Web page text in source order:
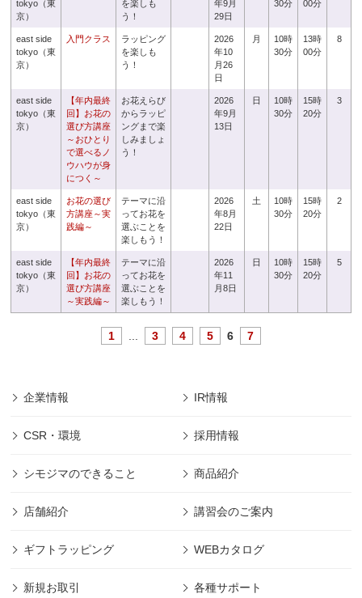
tokyo（東
京）
を楽しも
う！
年9月
29日
30分
00分
east side
tokyo（東
京）
入門クラス
ラッピング
を楽しも
う！
2026
年10
月26
日
月
10時
30分
13時
00分
8
east side
tokyo（東
京）
【年内最終
回】お花の
選び方講座
～おひとり
で選べるノ
ウハウが身
につく～
お花えらび
からラッピ
ングまで楽
しみましょ
う！
2026
年9月
13日
日
10時
30分
15時
20分
3
east side
tokyo（東
京）
お花の選び
方講座～実
践編～
テーマに沿
ってお花を
選ぶことを
楽しもう！
2026
年8月
22日
土
10時
30分
15時
20分
2
east side
tokyo（東
京）
【年内最終
回】お花の
選び方講座
～実践編～
テーマに沿
ってお花を
選ぶことを
楽しもう！
2026
年11
月8日
日
10時
30分
15時
20分
5
1 3 4 5 6 7
企業情報 IR情報
CSR・環境 採用情報
シモジマのできること 商品紹介
店舗紹介 講習会のご案内
ギフトラッピング WEBカタログ
新規お取引 各種サポート